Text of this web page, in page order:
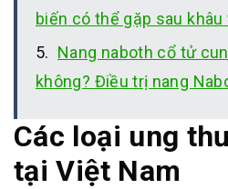
biến có thể gặp sau
Nang naboth cổ tử
không? Điều trị nang
Các loại ung
tại Việt Nam